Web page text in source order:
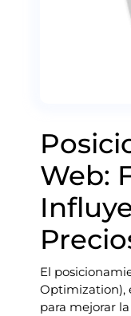
Web:
El
Optimization),
para mejorar